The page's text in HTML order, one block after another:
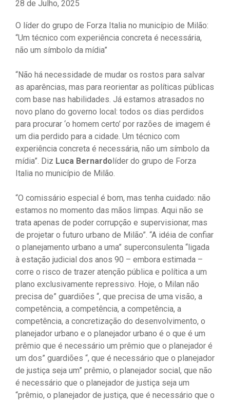
28 de Julho, 2025
O líder do grupo de Forza Italia no município de Milão:
“Um técnico com experiência concreta é necessária,
não um símbolo da mídia”
“Não há necessidade de mudar os rostos para salvar
as aparências, mas para reorientar as políticas públicas
com base nas habilidades. Já estamos atrasados no
novo plano do governo local: todos os dias perdidos
para procurar ‘o homem certo’ por razões de imagem é
um dia perdido para a cidade. Um técnico com
experiência concreta é necessária, não um símbolo da
mídia”. Diz Luca Bernardo líder do grupo de Forza
Italia no município de Milão.
“O comissário especial é bom, mas tenha cuidado: não
estamos no momento das mãos limpas. Aqui não se
trata apenas de poder corrupção e supervisionar, mas
de projetar o futuro urbano de Milão”. “A idéia de confiar
o planejamento urbano a uma” superconsulenta “ligada
à estação judicial dos anos 90 – embora estimada –
corre o risco de trazer atenção pública e política a um
plano exclusivamente repressivo. Hoje, o Milan não
precisa de” guardiões “, que precisa de uma visão, a
competência, a competência, a competência, a
competência, a concretização do desenvolvimento, o
planejador urbano e o planejador urbano é o que é um
prêmio que é necessário um prêmio que o planejador é
um dos” guardiões “, que é necessário que o planejador
de justiça seja um” prêmio, o planejador social, que não
é necessário que o planejador de justiça seja um
“prêmio, o planejador de justiça, que é necessário que o